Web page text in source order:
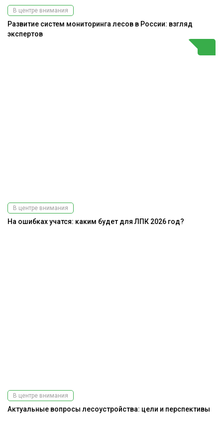
В центре внимания
Развитие систем мониторинга лесов в России: взгляд
экспертов
В центре внимания
На ошибках учатся: каким будет для ЛПК 2026 год?
В центре внимания
Актуальные вопросы лесоустройства: цели и перспективы